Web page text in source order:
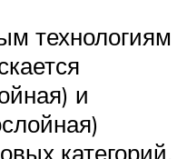
технологиям
и
категорий,